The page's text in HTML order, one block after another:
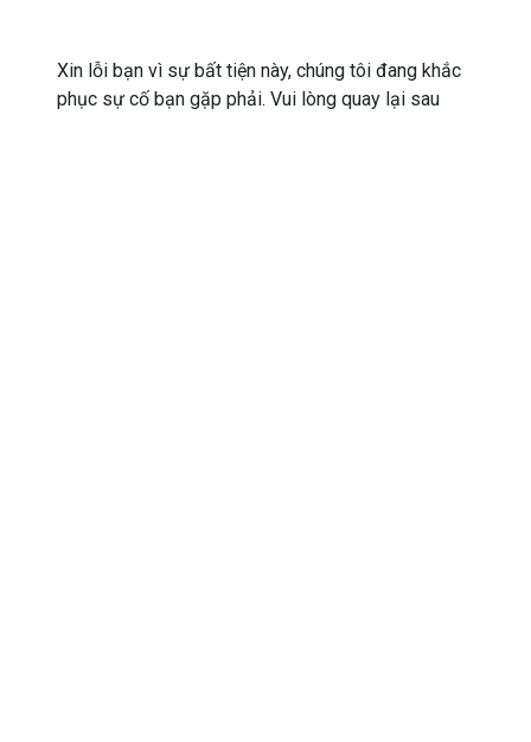
Xin lỗi bạn vì sự bất tiện này, chúng tôi đang khắc
phục sự cố bạn gặp phải. Vui lòng quay lại sau